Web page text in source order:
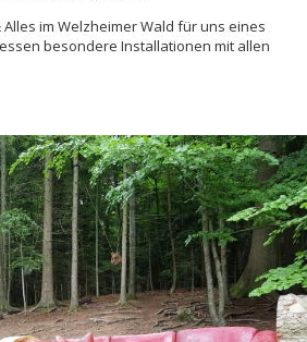
Alles im Welzheimer Wald für uns eines
besondere Installationen mit allen
READ MORE